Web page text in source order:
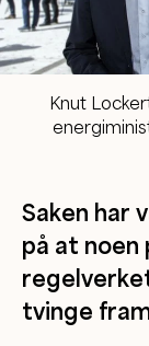
Knut
Saken har
på at noen
tvinge